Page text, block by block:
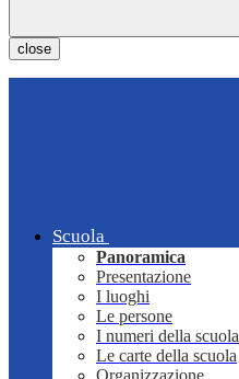
close
Scuola
Panoramica
Presentazione
I luoghi
Le persone
I numeri della scuola
Le carte della scuola